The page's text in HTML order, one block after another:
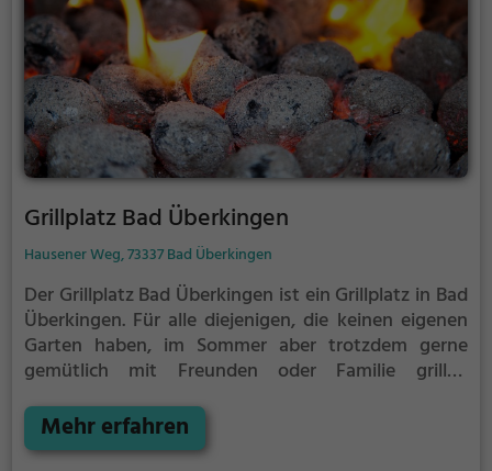
Grillplatz Bad Überkingen
Hausener Weg, 73337 Bad Überkingen
Der Grillplatz Bad Überkingen ist ein Grillplatz in Bad
Überkingen. Für alle diejenigen, die keinen eigenen
Garten haben, im Sommer aber trotzdem gerne
gemütlich mit Freunden oder Familie grillen
Lösung.
Mehr erfahren